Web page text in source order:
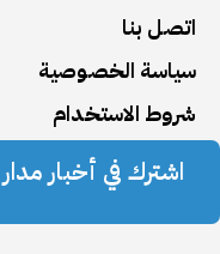
اتصل بنا
سياسة الخصوصية
شروط الاستخدام
اشترك في أخبار